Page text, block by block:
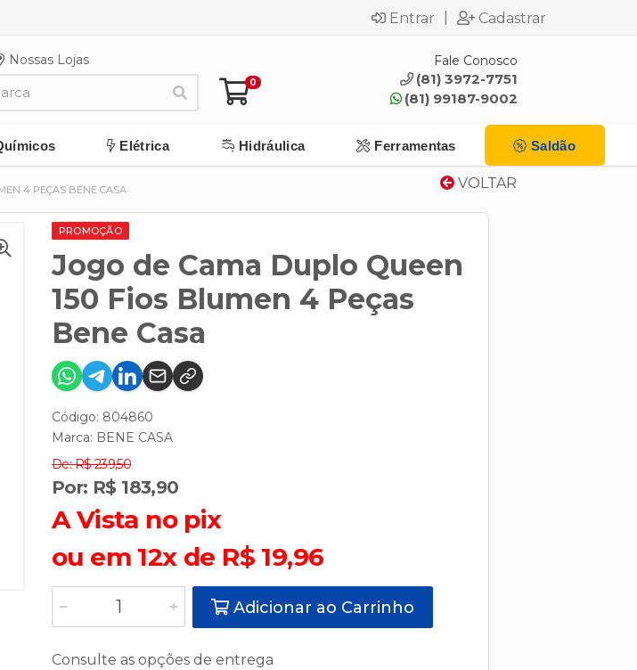
Entrar Cadastrar
Nossas Lojas
0
Fale Conosco
(81) 3972-7751
(81) 99187-9002
Elétrica Hidráulica Ferramentas Saldão
VOLTAR
4 PEÇAS BENE CASA
PROMOÇÃO
Jogo de Cama Duplo Queen
150 Fios Blumen 4 Peças
Bene Casa
Código: 804860
Marca: BENE CASA
De: R$ 239,50
Por: R$ 183,90
A Vista no pix
ou em 12x de R$ 19,96
Adicionar ao Carrinho
Consulte as opções de entrega